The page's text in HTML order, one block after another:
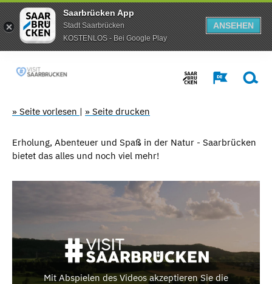
Saarbrücken App
Stadt Saarbrücken
KOSTENLOS - Bei Google Play
ANSEHEN
» Seite vorlesen | » Seite drucken
Erholung, Abenteuer und Spaß in der Natur - Saarbrücken
bietet das alles und noch viel mehr!
Mit Abspielen des Videos akzeptieren Sie die